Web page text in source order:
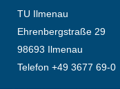
TU Ilmenau
Ehrenbergstraße 29
98693 Ilmenau
Telefon +49 3677 69-0